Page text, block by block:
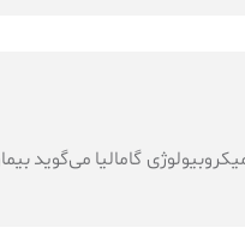
گامالیا می‌گوید